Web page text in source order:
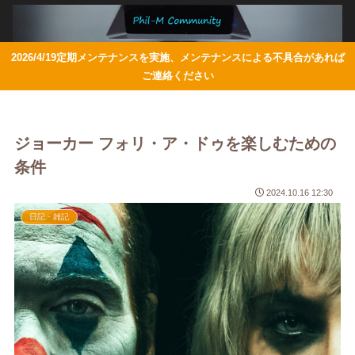
2026/4/19定期メンテナンスを実施、メンテナンスによる不具合があれば
ご連絡ください
ジョーカー フォリ・ア・ドゥを楽しむための
条件
2024.10.16 12:30
日記・雑記